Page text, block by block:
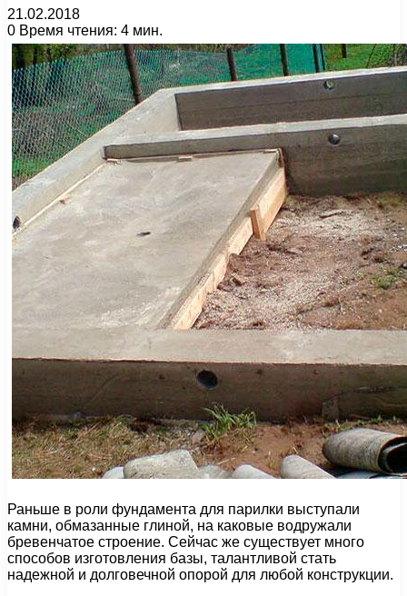
21.02.2018
0 Время чтения: 4 мин.
Раньше в роли фундамента для парилки выступали
камни, обмазанные глиной, на каковые водружали
бревенчатое строение. Сейчас же существует много
способов изготовления базы, талантливой стать
надежной и долговечной опорой для любой конструкции.